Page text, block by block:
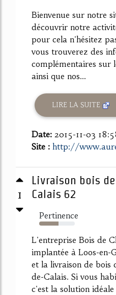
Bienvenue sur notre
découvrir notre
pour cela n'hésitez
vous trouverez des
complémentaires sur
ainsi que nos...
LIRE LA SUITE
Date: 2015-11-03
Site : http://
1
Livraison bois
Calais 62
Pertinence
54%
L'entreprise Bois de
implantée à Loos-en-
et la livraison de bois
de-Calais. Si vous
c'est la solution